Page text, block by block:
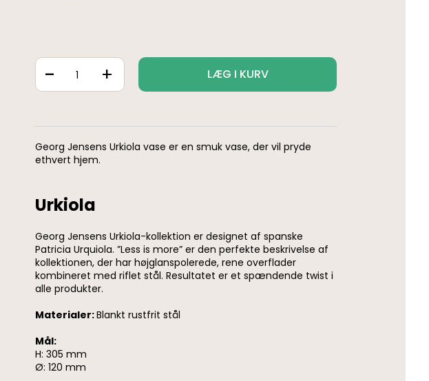
+
- LÆG I KURV
Georg Jensens Urkiola vase er en smuk vase, der vil pryde
ethvert hjem.
Urkiola
Georg Jensens Urkiola-kollektion er designet af spanske
Patricia Urquiola. ”Less is more” er den perfekte beskrivelse af
kollektionen, der har højglanspolerede, rene overflader
kombineret med riflet stål. Resultatet er et spændende twist i
alle produkter.
Materialer:Blankt rustfrit stål
Mål:
H: 305 mm
Ø: 120 mm